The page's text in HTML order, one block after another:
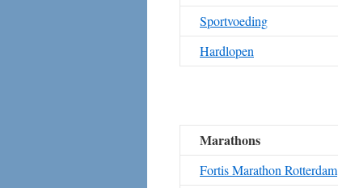
Sportvoeding
Hardlopen
Marathons
Fortis Marathon Rotterdam